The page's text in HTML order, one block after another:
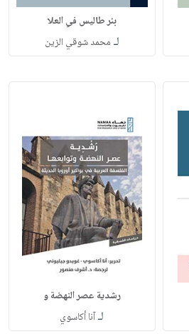
بئر طاليس في العلا
لـ محمد شوقي الزين
رشدية عصر النهضة و
لـآنا أكاسوي